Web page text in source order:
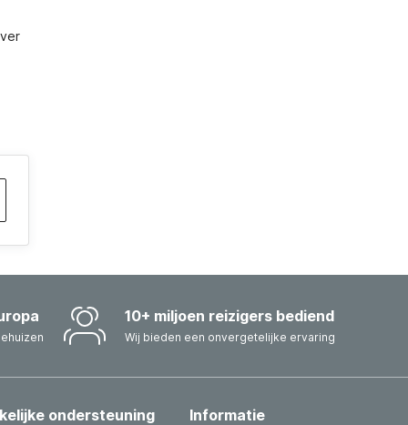
10+ miljoen reizigers bediend
Wij bieden een onvergetelijke ervaring
ondersteuning Informatie